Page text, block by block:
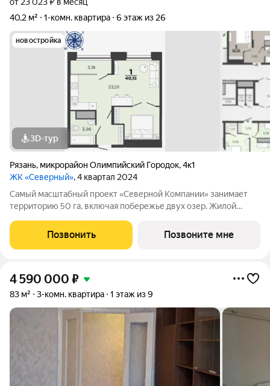
40,2 м²
1-комн. квартира 6 этаж из 26
новостройка
3D-тур
Рязань, микрорайон Олимпийский Городок,4к1
ЖК «Северный», 4 квартал 2024
Самый масштабный проект «Северной Компании» занимает
территорию 50 га, включая побережье двух озер. Жилой
рядом с Академией тенниса, и представляет собой городской
квартал. Инновационный подход
Позвонить Позвоните мне
4 590 000 ₽
83 м² 3-комн. квартира 1 этаж из 9